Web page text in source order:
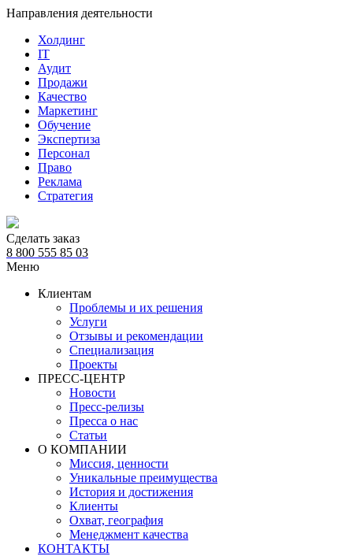
Направления деятельности
Холдинг
IT
Аудит
Продажи
Качество
Маркетинг
Обучение
Экспертиза
Персонал
Право
Реклама
Стратегия
Сделать заказ
8 800 555 85 03
Меню
Клиентам
Проблемы и их решения
Услуги
Отзывы и рекомендации
Специализация
Проекты
ПРЕСС-ЦЕНТР
Новости
Пресс-релизы
Пресса о нас
Статьи
О КОМПАНИИ
Миссия, ценности
Уникальные преимущества
История и достижения
Клиенты
Охват, география
Менеджмент качества
КОНТАКТЫ